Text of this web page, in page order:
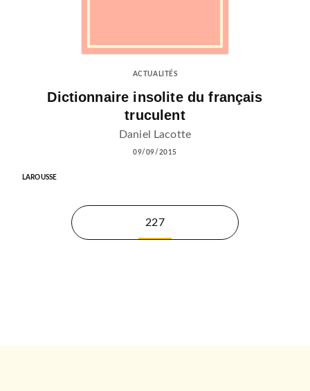
ACTUALITÉS
Dictionnaire insolite du français
truculent
Daniel Lacotte
09/09/2015
LAROUSSE
227